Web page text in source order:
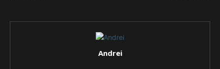
Andrei